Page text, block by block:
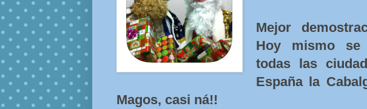
Mejor
Hoy mismo
todas las
España la
Magos, casi ná!!